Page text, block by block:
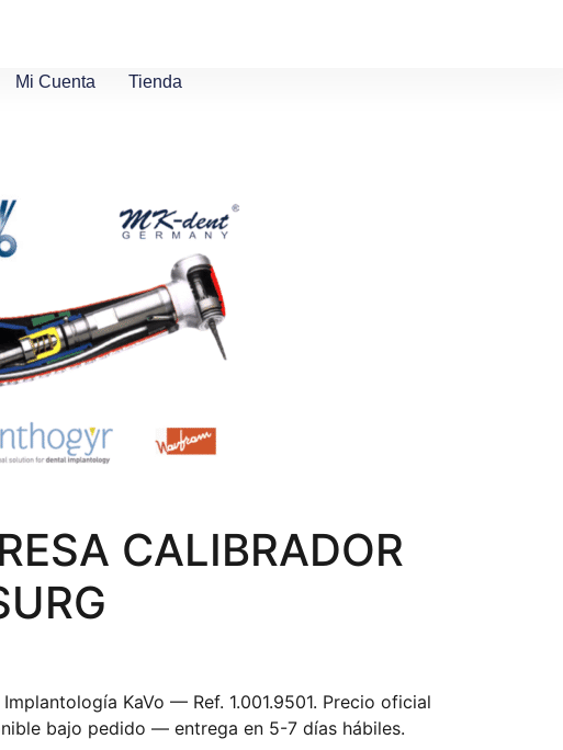
Mi Cuenta Tienda
CALIBRADOR
KaVo — Ref. 1.001.9501. Precio oficial
bajo pedido — entrega en 5-7 días hábiles.